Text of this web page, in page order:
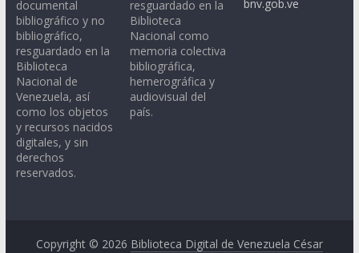
documental
bibliográfico y no
bibliográfico,
resguardado en la
Biblioteca
Nacional de
Venezuela, así
como los objetos
y recursos nacidos
digitales, y sin
derechos
reservados.
resguardado en la
Biblioteca
Nacional como
memoria colectiva
bibliográfica,
hemerográfica y
audiovisual del
país.
bnv.gob.ve
Copyright © 2026 Biblioteca Digital de Venezuela César